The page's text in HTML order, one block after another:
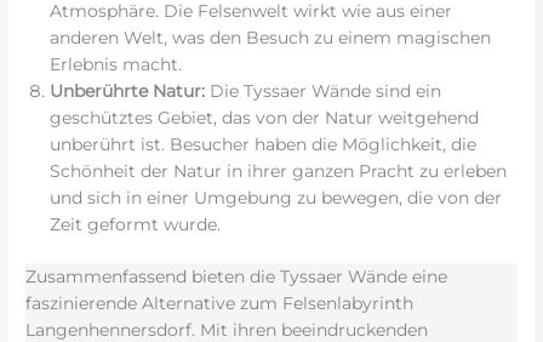
Atmosphäre. Die Felsenwelt wirkt wie aus einer
anderen Welt, was den Besuch zu einem magischen
Erlebnis macht.
Unberührte Natur: Die Tyssaer Wände sind ein
geschütztes Gebiet, das von der Natur weitgehend
unberührt ist. Besucher haben die Möglichkeit, die
Schönheit der Natur in ihrer ganzen Pracht zu erleben
und sich in einer Umgebung zu bewegen, die von der
Zeit geformt wurde.
Zusammenfassend bieten die Tyssaer Wände eine
faszinierende Alternative zum Felsenlabyrinth
Langenhennersdorf. Mit ihren beeindruckenden